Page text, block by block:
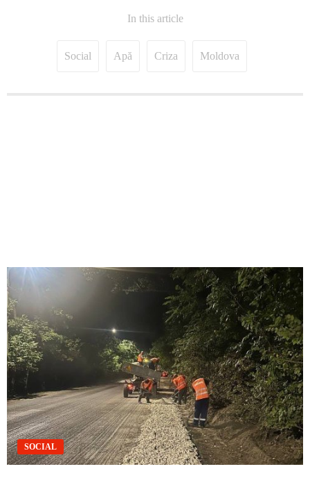
In this article
Social Apă Criza Moldova
SOCIAL